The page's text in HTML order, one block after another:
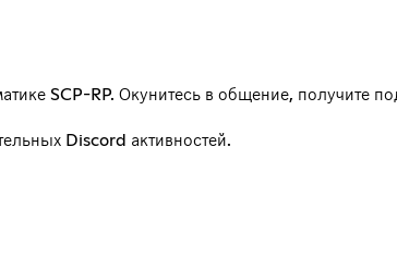
SCP-RP. Окунитесь в общение, получите
Discord активностей.